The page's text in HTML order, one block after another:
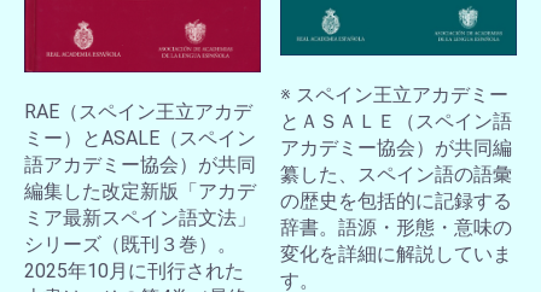
RAE（スペイン王立アカデ
ミー）とASALE（スペイン
語アカデミー協会）が共同
編集した改定新版「アカデ
ミア最新スペイン語文法」
シリーズ（既刊３巻）。
2025年10月に刊行された
※ スペイン王立アカデミー
とＡＳＡＬＥ（スペイン語
アカデミー協会）が共同編
纂した、スペイン語の語彙
の歴史を包括的に記録する
辞書。語源・形態・意味の
変化を詳細に解説していま
す。